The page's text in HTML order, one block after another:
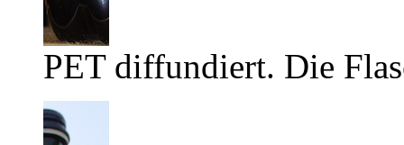
PET diffundiert. Die